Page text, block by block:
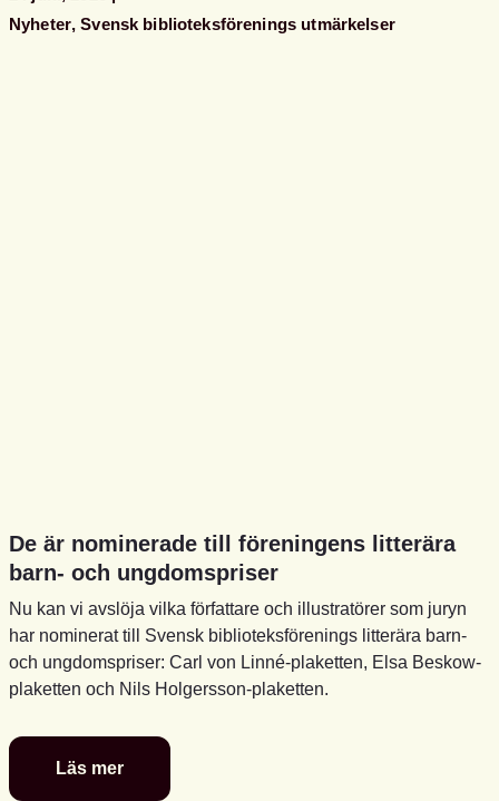
Nyheter Svensk biblioteksförenings utmärkelser
De är nominerade till föreningens litterära
barn- och ungdomspriser
Nu kan vi avslöja vilka författare och illustratörer som juryn
har nominerat till Svensk biblioteksförenings litterära barn-
och ungdomspriser: Carl von Linné-plaketten, Elsa Beskow-
plaketten och Nils Holgersson-plaketten.
Läs mer
De